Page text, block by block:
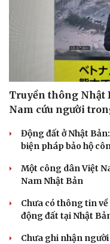
Dinh dưỡng - món ngon
Làm đẹp - giảm cân
Phòng mạch online
Ăn sạch sống khỏe
Truyền thông Nhật
Nam cứu người
Động đất ở Nhật
biện pháp bảo hộ
Một công dân Việt
Nam Nhật Bản
Chưa có thông tin
động đất tại Nhật
Chưa ghi nhận